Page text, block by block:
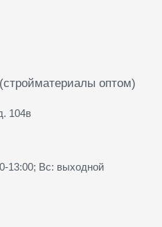
оптом)
104в
13:00; Вс: выходной